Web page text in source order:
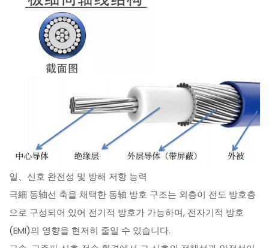
일、신호 완전성 및 방해 저항 능력
극細 동轴선 축을 채택한 동轴 방호 구조는 외층이 전도 방호층
으로 구성되어 있어 전기적 방호가 가능하며, 전자기적 방호
(EMI)의 영향을 현저히 줄일 수 있습니다.